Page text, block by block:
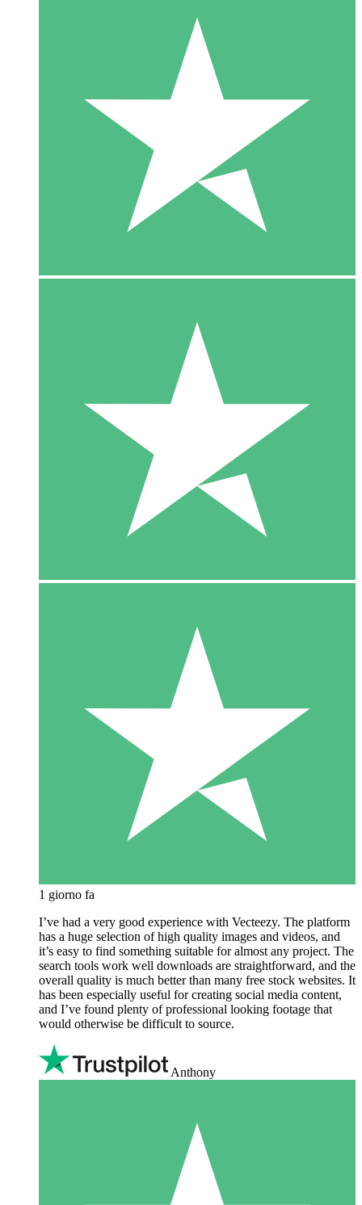
1 giorno fa
I’ve had a very good experience with Vecteezy. The platform
has a huge selection of high quality images and videos, and
it’s easy to find something suitable for almost any project. The
search tools work well downloads are straightforward, and the
overall quality is much better than many free stock websites. It
has been especially useful for creating social media content,
and I’ve found plenty of professional looking footage that
would otherwise be difficult to source.
Anthony